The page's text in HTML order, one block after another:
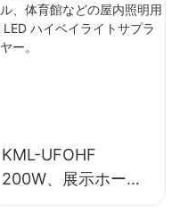
イトサプライヤー。
KML-UFOHF
200W、展示ホー
ル、体育館などの屋